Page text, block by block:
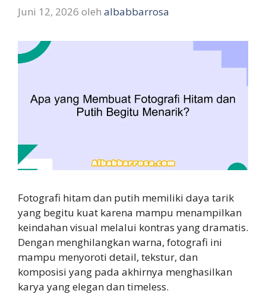
Juni 12, 2026 oleh albabbarrosa
Fotografi hitam dan putih memiliki daya tarik
yang begitu kuat karena mampu menampilkan
keindahan visual melalui kontras yang dramatis.
Dengan menghilangkan warna, fotografi ini
mampu menyoroti detail, tekstur, dan
komposisi yang pada akhirnya menghasilkan
karya yang elegan dan timeless.